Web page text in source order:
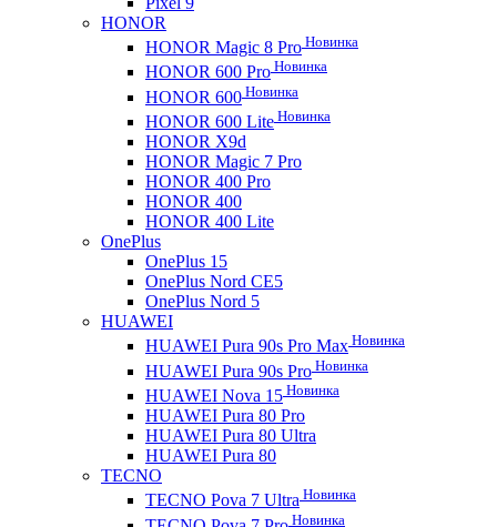
HONOR
HONOR Magic 8 Pro Новинка
HONOR 600 Pro Новинка
HONOR 600 Новинка
HONOR 600 Lite Новинка
HONOR X9d
HONOR Magic 7 Pro
HONOR 400 Pro
HONOR 400
HONOR 400 Lite
OnePlus
OnePlus 15
OnePlus Nord CE5
OnePlus Nord 5
HUAWEI
HUAWEI Pura 90s Pro Max Новинка
HUAWEI Pura 90s Pro Новинка
HUAWEI Nova 15 Новинка
HUAWEI Pura 80 Pro
HUAWEI Pura 80 Ultra
HUAWEI Pura 80
TECNO
TECNO Pova 7 Ultra Новинка
Новинка